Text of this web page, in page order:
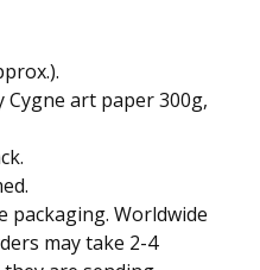
art paper 300g,
packaging. Worldwide
may take 2-4